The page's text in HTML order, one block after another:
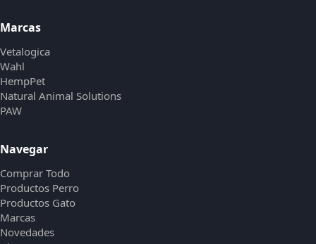
Marcas
Vetalogica
Wahl
HempPet
Natural Animal Solutions
PAW
Navegar
Comprar Todo
Productos Perro
Productos Gato
Marcas
Novedades